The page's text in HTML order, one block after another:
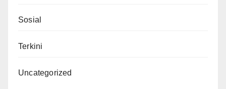
Sosial
Terkini
Uncategorized